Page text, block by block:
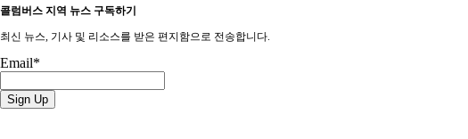
콜럼버스 지역 뉴스 구독하기
최신 뉴스, 기사 및 리소스를 받은 편지함으로 전송합니다.
Email*